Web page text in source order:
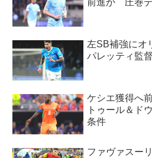
前進か 圧巻デ
左SB補強に
パレッティ監
ケシエ獲得へ
トゥール＆ド
条件
ファヴァスー